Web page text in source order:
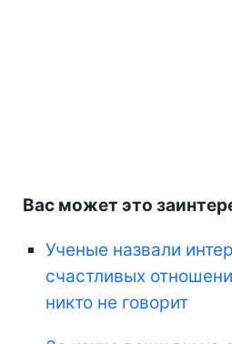
Вас может это
Ученые назвали
счастливых
никто не говорит